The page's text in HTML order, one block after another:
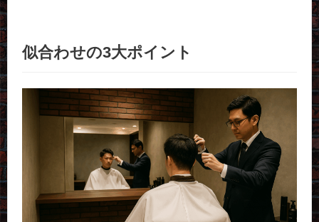
似合わせの3大ポイント